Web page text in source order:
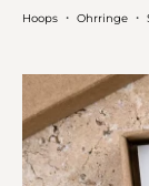
Hoops ・ Ohrringe ・